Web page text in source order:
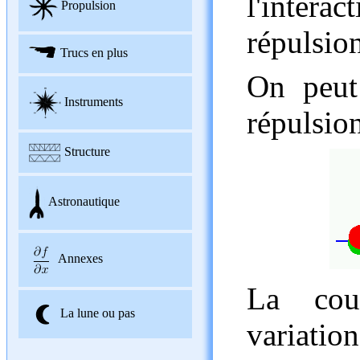
Propulsion
Trucs en plus
Instruments
Structure
Astronautique
Annexes
La lune ou pas
On
La